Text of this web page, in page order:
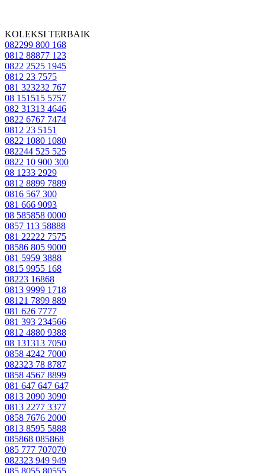
KOLEKSI TERBAIK
082299 800 168
0812 88877 123
0822 2525 1945
0812 23 7575
081 323232 767
08 151515 5757
082 31313 4646
0822 6767 7474
0812 23 5151
0822 1080 1080
082244 525 525
0822 10 900 300
08 1233 2929
0812 8899 7889
0816 567 300
081 666 9093
08 585858 0000
0857 113 58888
081 22222 7575
08586 805 9000
081 5959 3888
0815 9955 168
08223 16868
0813 9999 1718
08121 7899 889
081 626 7777
081 393 234566
0812 4880 9388
08 131313 7050
0858 4242 7000
082323 78 8787
0858 4567 8899
081 647 647 647
0813 2090 3090
0813 2277 3377
0858 7676 2000
0813 8595 5888
085868 085868
085 777 707070
082323 949 949
085 8055 80555